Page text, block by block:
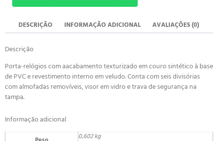
DESCRIÇÃO INFORMAÇÃO ADICIONAL AVALIAÇÕES (0)
Descrição
Porta-relógios com aacabamento texturizado em couro sintético à base
de PVC e revestimento interno em veludo. Conta com seis divisórias
com almofadas removíveis, visor em vidro e trava de segurança na
tampa.
Informação adicional
0,602 kg